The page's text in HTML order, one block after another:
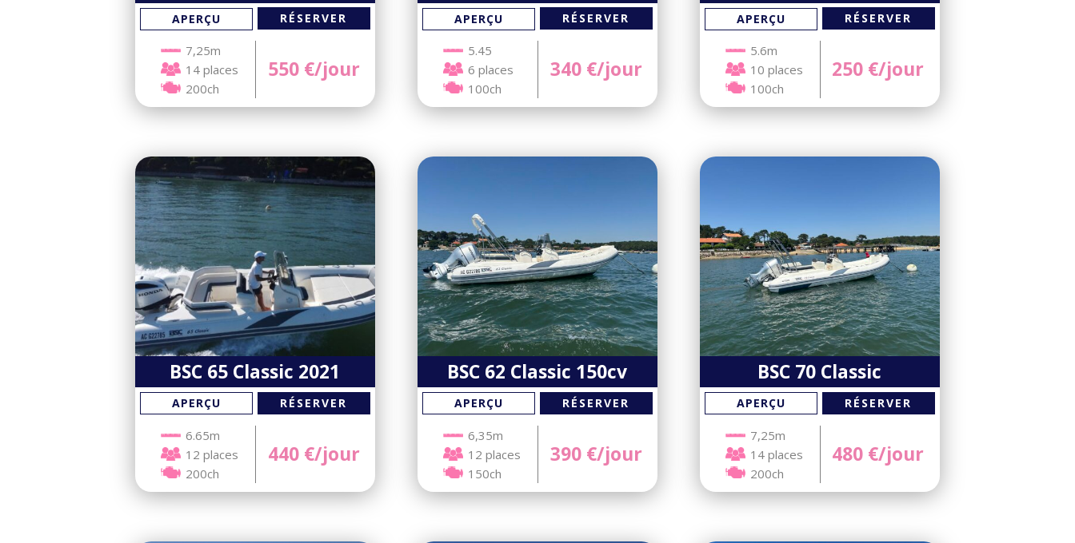
APERÇU
550 €/jour
RÉSERVER
7,25m
14 places
200ch
APERÇU
340 €/jour
RÉSERVER
5.45
6 places
100ch
APERÇU
250 €/jour
RÉSERVER
5.6m
10 places
100ch
BSC 65 Classic 2021
APERÇU
440 €/jour
RÉSERVER
6.65m
12 places
200ch
BSC 62 Classic 150cv
APERÇU
390 €/jour
RÉSERVER
6,35m
12 places
150ch
BSC 70 Classic
APERÇU
480 €/jour
RÉSERVER
7,25m
14 places
200ch